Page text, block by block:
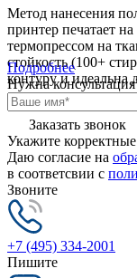
Метод нанесения
принтер печатает
термопрессом на
стойкость (100+
контуру и идеальна
Подробнее
Нужна
Заказать звонок
Укажите
Даю согласие на
в соответсвии с
Звоните
+7 (495) 334-2001
Пишите